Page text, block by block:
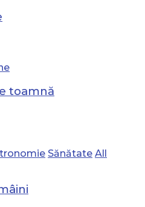
toamnă
Sănătate All